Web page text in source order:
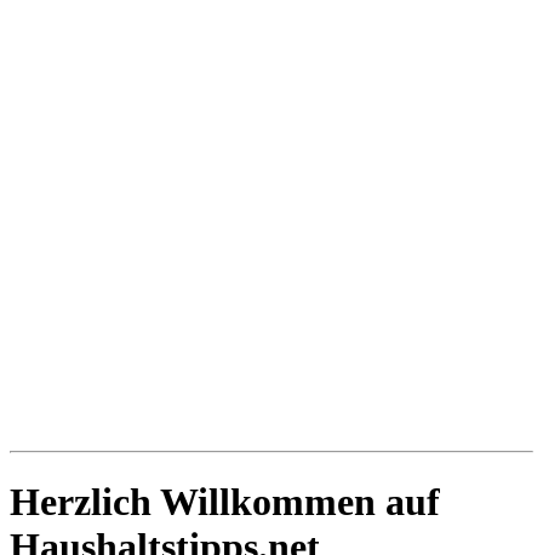
Herzlich Willkommen auf